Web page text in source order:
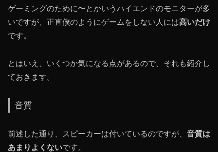
ゲーミングのために〜とかいうハイエンドのモニターが多
いですが、正直僕のようにゲームをしない人には高いだけ
です。
とはいえ、いくつか気になる点があるので、それも紹介し
ておきます。
音質
前述した通り、スピーカーは付いているのですが、 音質は
あまりよくないです。